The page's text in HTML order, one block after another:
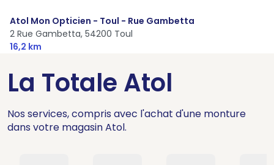
Atol Mon Opticien - Toul - Rue Gambetta
2 Rue Gambetta, 54200 Toul
16,2 km
La Totale Atol
Nos services, compris avec l'achat d'une monture
dans votre magasin Atol.